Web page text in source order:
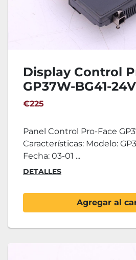
Display Control
GP37W-BG41-24V
€225
Panel Control Pro-Face
Características: Modelo:
Fecha: 03-01 ...
DETALLES
Agregar al